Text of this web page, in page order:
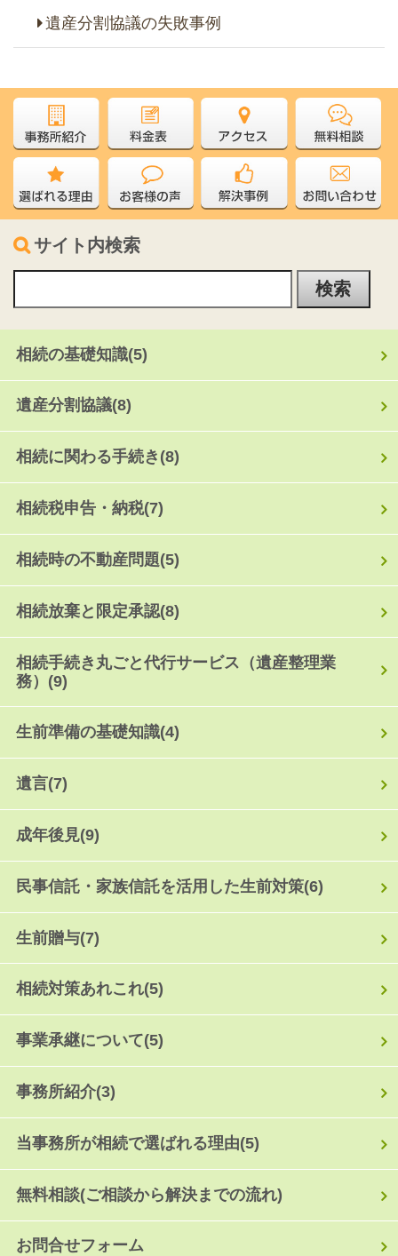
遺産分割協議の失敗事例
サイト内検索
相続の基礎知識(5)
遺産分割協議(8)
相続に関わる手続き (8)
相続税申告・納税(7)
相続時の不動産問題(5)
相続放棄と限定承認(8)
相続手続き丸ごと代行サービス（遺産整理業
務） (9)
生前準備の基礎知識(4)
遺言(7)
成年後見(9)
民事信託・家族信託を活用した生前対策(6)
生前贈与(7)
相続対策あれこれ(5)
事業承継について(5)
事務所紹介(3)
当事務所が相続で選ばれる理由(5)
無料相談(ご相談から解決までの流れ)
お問合せフォーム